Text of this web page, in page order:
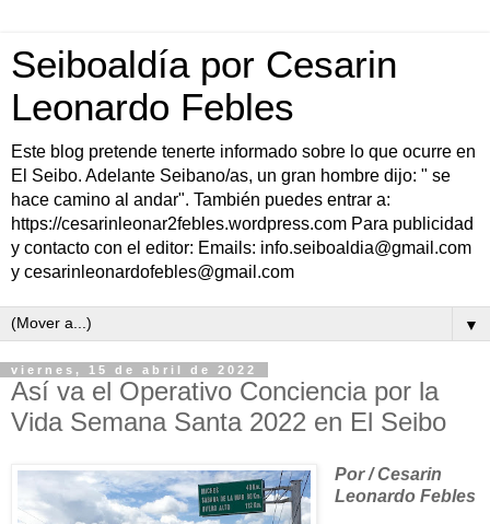
Seiboaldía por Cesarin
Leonardo Febles
Este blog pretende tenerte informado sobre lo que ocurre en
El Seibo. Adelante Seibano/as, un gran hombre dijo: " se
hace camino al andar". También puedes entrar a:
https://cesarinleonar2febles.wordpress.com Para publicidad
y contacto con el editor: Emails: info.seiboaldia@gmail.com
y cesarinleonardofebles@gmail.com
▼
viernes, 15 de abril de 2022
Así va el Operativo Conciencia por la
Vida Semana Santa 2022 en El Seibo
Por / Cesarin
Leonardo Febles